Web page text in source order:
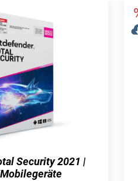
Security 2021 |